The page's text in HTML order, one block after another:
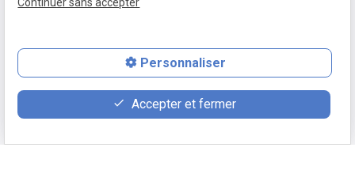
03 85 98 01 24
Continuer sans accepter
Personnaliser
Accepter et fermer